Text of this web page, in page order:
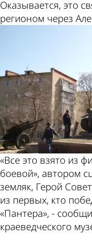
Оказывается, это
регионом через
«Все это взято из
боевой», автором
земляк, Герой
из первых, кто
«Пантера», -
краеведческого